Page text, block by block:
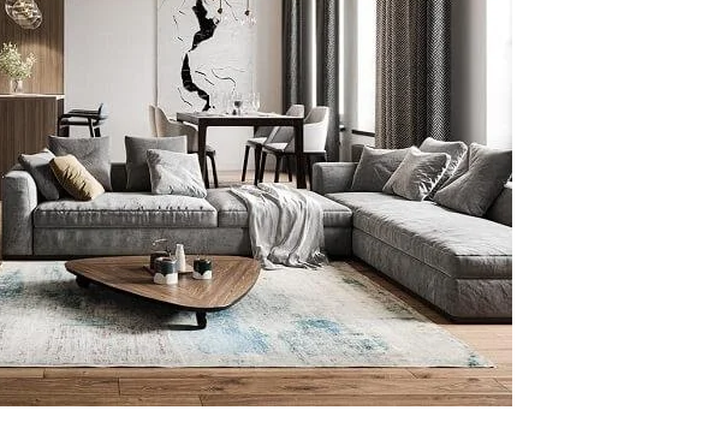
Top 3 Phong Cách Thiết Kế
Nội Thất Phòng Khách Ấn
Tượng Tại Quận 1 Sài Gòn
22/01/2021